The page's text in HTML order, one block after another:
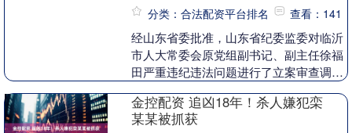
分类：合法配资平台排名 查看：141
经山东省委批准，山东省纪委监委对临沂
市人大常委会原党组副书记、副主任徐福
田严重违纪违法问题进行了立案审查调
心使命，在党内搞....
金控配资 追凶18年！杀人嫌犯栾
某某被抓获